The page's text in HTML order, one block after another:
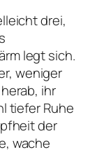
drei,
legt sich.
weniger
ihr
tiefer Ruhe
der
wache